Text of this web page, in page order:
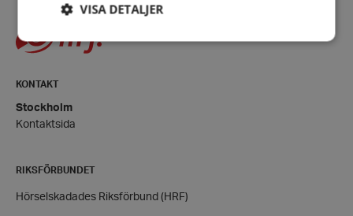
KONTAKT
Stockholm
Kontaktsida
RIKSFÖRBUNDET
Hörselskadades Riksförbund (HRF)
VISA DETALJER
Strikt nödvändiga kakor tillåter
användas ordentligt utan strikt nödvändiga cookies.
Namn